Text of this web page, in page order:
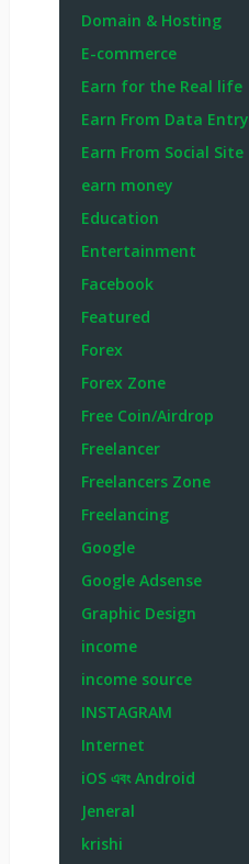
Domain & Hosting
E-commerce
Earn for the Real life
Earn From Data Entry
Earn From Social Site
earn money
Education
Entertainment
Facebook
Featured
Forex
Forex Zone
Free Coin/Airdrop
Freelancer
Freelancers Zone
Freelancing
Google
Google Adsense
Graphic Design
income
income source
INSTAGRAM
Internet
iOS এবং Android
Jeneral
krishi